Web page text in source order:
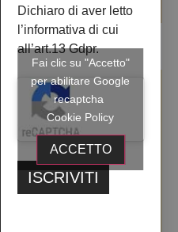
Dichiaro di aver letto
l’informativa di cui
all’art.13 Gdpr.
Fai clic su "Accetto"
per abilitare Google
recaptcha
Cookie Policy
ACCETTO